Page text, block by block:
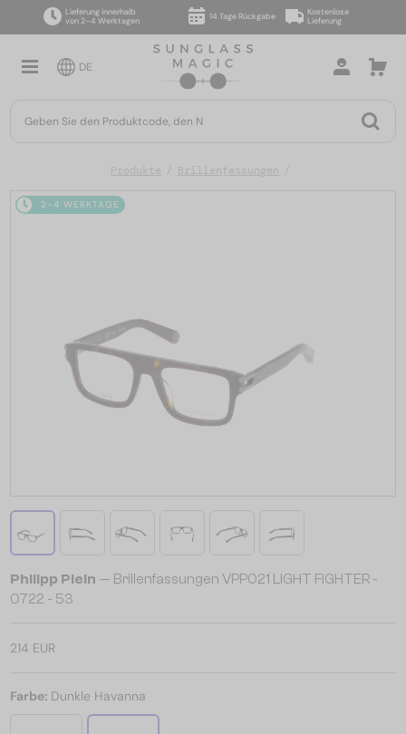
Lieferung innerhalb
von 2–4 Werktagen
14 Tage Rückgabe
Kostenlose
Lieferung
DE
Produkte Brillenfassungen
2-4 WERKTAGE
Philipp Plein — Brillenfassungen VPP021 LIGHT FIGHTER -
0722 - 53
214 EUR
Farbe: Dunkle Havanna